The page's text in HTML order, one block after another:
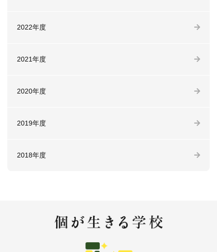
2022年度
2021年度
2020年度
2019年度
2018年度